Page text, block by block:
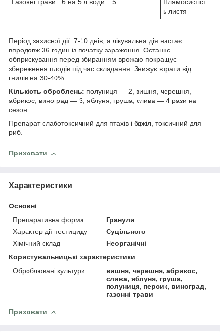
Газонні трави 6 на 5 л води 5
Плямосистіст
ь листя
Період захисної дії: 7-10 днів, а лікувальна дія настає
впродовж 36 годин із початку зараження. Останнє
обприскування перед збиранням врожаю покращує
збереження плодів під час складання. Знижує втрати від
гнилів на 30-40%.
Кількість оброблень: полуниця — 2, вишня, черешня,
абрикос, виноград — 3, яблуня, груша, слива — 4 рази на
сезон.
Препарат слаботоксичний для птахів і бджіл, токсичний для
риб.
Приховати
Характеристики
Основні
Препаративна форма
Гранули
Характер дії пестициду
Суцільного
Хімічний склад
Неорганічні
Користувальницькі характеристики
Оброблювані культури
вишня, черешня, абрикос,
слива, яблуня, груша,
полуниця, персик, виноград,
газонні трави
Приховати